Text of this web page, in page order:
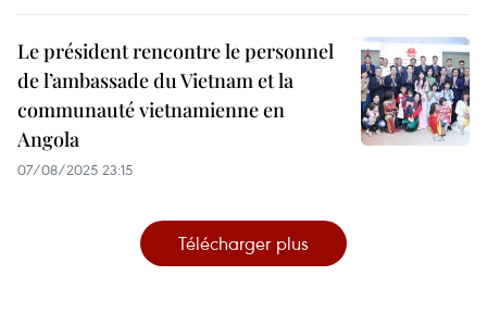
Le président rencontre le personnel
de l’ambassade du Vietnam et la
communauté vietnamienne en
Angola
07/08/2025 23:15
Télécharger plus